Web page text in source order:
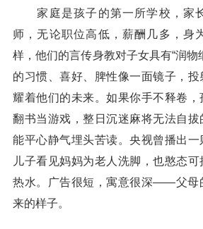
家庭是孩子的第一所学校，家
师，无论职位高低，薪酬几多，身
样，他们的言传身教对子女具有“润物
的习惯、喜好、脾性像一面镜子，投
耀着他们的未来。如果你手不释卷
翻书当游戏，整日沉迷麻将无法自
能平心静气埋头苦读。央视曾播出
儿子看见妈妈为老人洗脚，也憨态
热水。广告很短，寓意很深——父母
来的样子。